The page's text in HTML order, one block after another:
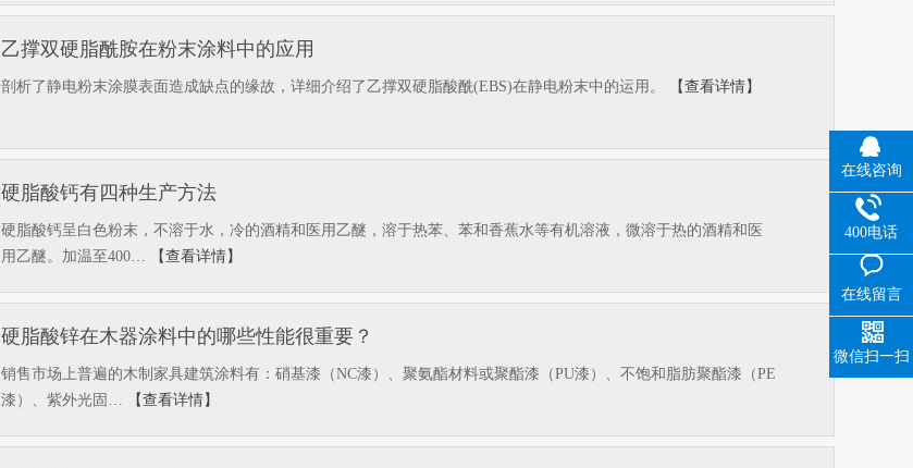
乙撑双硬脂酰胺在粉末涂料中的应用
剖析了静电粉末涂膜表面造成缺点的缘故，详细介绍了乙撑双硬脂酸酰(EBS)在静电粉末中的运用。 【查看详情】
硬脂酸钙有四种生产方法
硬脂酸钙呈白色粉末，不溶于水，冷的酒精和医用乙醚，溶于热苯、苯和香蕉水等有机溶液，微溶于热的酒精和医
用乙醚。加温至400…
【查看详情】
硬脂酸锌在木器涂料中的哪些性能很重要？
销售市场上普遍的木制家具建筑涂料有：硝基漆（NC漆）、聚氨酯材料或聚酯漆（PU漆）、不饱和脂肪聚酯漆（PE
漆）、紫外光固…
【查看详情】
在线咨询
400电话
在线留言
微信扫一扫